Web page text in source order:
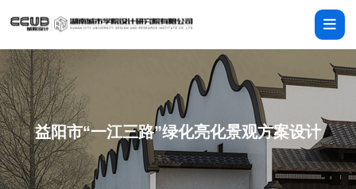
益阳市“一江三路”绿化亮化景观方案设计